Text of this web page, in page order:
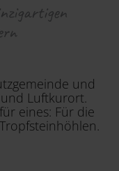
und
Luftkurort.
eines: Für die